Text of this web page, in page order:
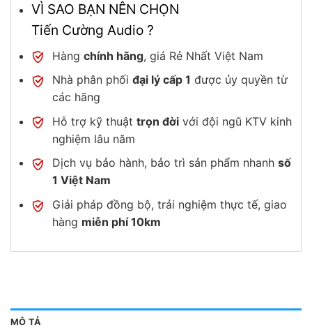
VÌ SAO BẠN NÊN CHỌN
Tiến Cường Audio ?
Hàng chính hãng, giá Rẻ Nhất Việt Nam
Nhà phân phối đại lý cấp 1 được ủy quyền từ
các hãng
Hỗ trợ kỹ thuật trọn đờivới đội ngũ KTV kinh
nghiệm lâu năm
Dịch vụ bảo hành, bảo trì sản phẩm nhanh số
1 Việt Nam
Giải pháp đồng bộ, trải nghiệm thực tế, giao
hàng miễn phí 10km
MÔ TẢ